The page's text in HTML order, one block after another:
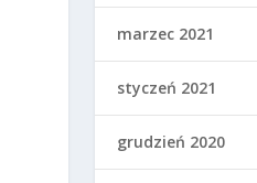
marzec 2021
styczeń 2021
grudzień 2020